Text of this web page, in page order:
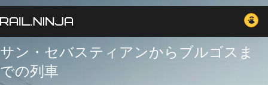
サン・セバスティアンからブルゴスま
での列車